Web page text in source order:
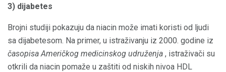
3) dijabetes
Brojni studiji pokazuju da niacin može imati koristi od ljudi
sa dijabetesom. Na primer, u istraživanju iz 2000. godine iz
časopisa Američkog medicinskog udruženja , istraživači su
otkrili da niacin pomaže u zaštiti od niskih nivoa HDL